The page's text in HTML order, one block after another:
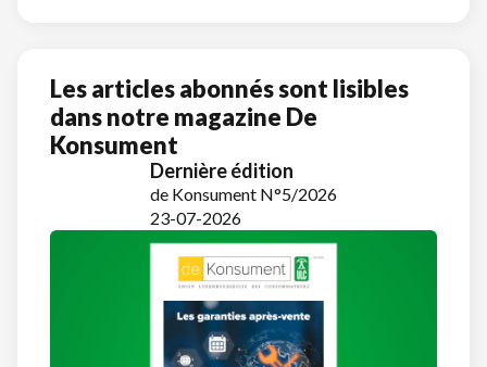
Les articles abonnés sont lisibles
dans notre magazine De
Konsument
Dernière édition
de Konsument N°5/2026
23-07-2026